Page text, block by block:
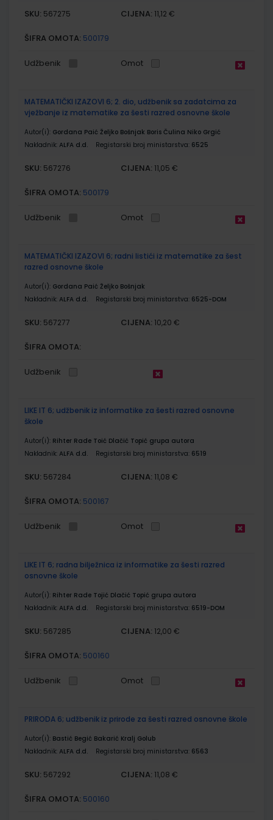
SKU: 567275 CIJENA: 11,12 €
ŠIFRA OMOTA: 500179
Udžbenik Omot
MATEMATIČKI IZAZOVI 6; 2. dio, udžbenik sa zadatcima za
vježbanje iz matematike za šesti razred osnovne škole
Autor(i): Gordana Paić Željko Bošnjak Boris Čulina Niko Grgić
Nakladnik: ALFA d.d. Registarski broj ministarstva: 6525
SKU: 567276 CIJENA: 11,05 €
ŠIFRA OMOTA: 500179
Udžbenik Omot
MATEMATIČKI IZAZOVI 6; radni listići iz matematike za šest
razred osnovne škole
Autor(i): Gordana Paić Željko Bošnjak
Nakladnik: ALFA d.d. Registarski broj ministarstva: 6525-DOM
SKU: 567277 CIJENA: 10,20 €
ŠIFRA OMOTA:
Udžbenik
LIKE IT 6; udžbenik iz informatike za šesti razred osnovne
škole
Autor(i): Rihter Rade Toić Dlačić Topić grupa autora
Nakladnik: ALFA d.d. Registarski broj ministarstva: 6519
SKU: 567284 CIJENA: 11,08 €
ŠIFRA OMOTA: 500167
Udžbenik Omot
LIKE IT 6; radna bilježnica iz informatike za šesti razred
osnovne škole
Autor(i): Rihter Rade Tojić Dlačić Topić grupa autora
Nakladnik: ALFA d.d. Registarski broj ministarstva: 6519-DOM
SKU: 567285 CIJENA: 12,00 €
ŠIFRA OMOTA: 500160
Udžbenik Omot
PRIRODA 6; udžbenik iz prirode za šesti razred osnovne škole
Autor(i): Bastić Begić Bakarić Kralj Golub
Nakladnik: ALFA d.d. Registarski broj ministarstva: 6563
SKU: 567292 CIJENA: 11,08 €
ŠIFRA OMOTA: 500160